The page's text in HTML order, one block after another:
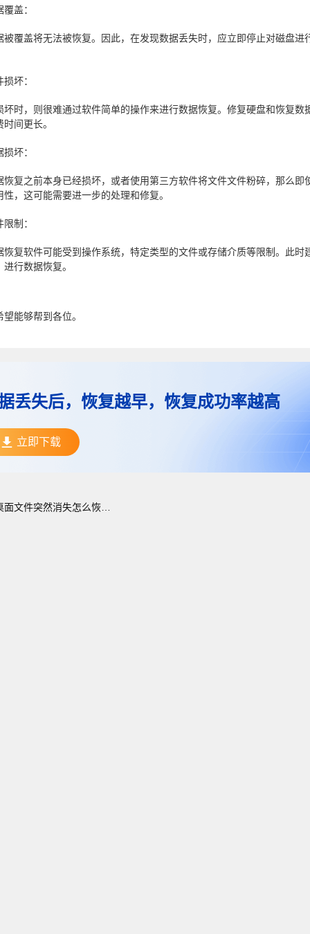
盖：
被覆盖将无法被恢复。因此，在发现数据丢失时，应立即停止对磁盘
坏：
坏时，则很难通过软件简单的操作来进行数据恢复。修复硬盘和恢复
间更长。
坏：
恢复之前本身已经损坏，或者使用第三方软件将文件文件粉碎，那么
性，这可能需要进一步的处理和修复。
制：
恢复软件可能受到操作系统，特定类型的文件或存储介质等限制。此时
进行数据恢复。
能够帮到各位。
丢失后，恢复越早，恢复成功率越高
立即下载